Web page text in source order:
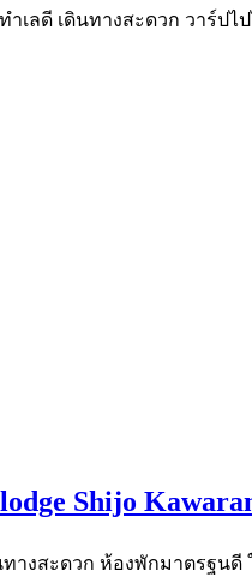
เลดี เดินทางสะดวก วาร์ปไ
Shijo
นทางสะดวก ห้องพักมาตรฐ